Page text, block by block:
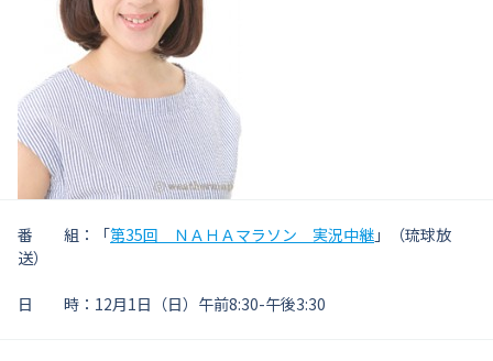
番 組：「第35回 ＮＡＨＡマラソン 実況中継 」（琉球放
送）
日 時：12月1日（日）午前8:30-午後3:30